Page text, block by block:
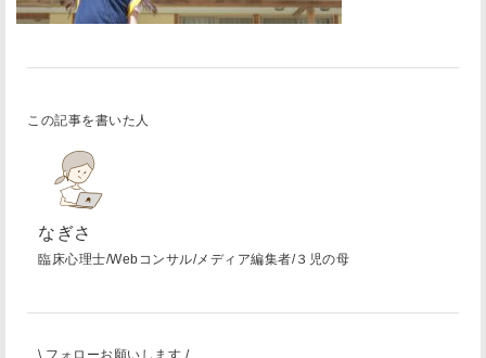
この記事を書いた人
なぎさ
臨床心理士/Webコンサル/メディア編集者/３児の母
\ フォローお願いします /